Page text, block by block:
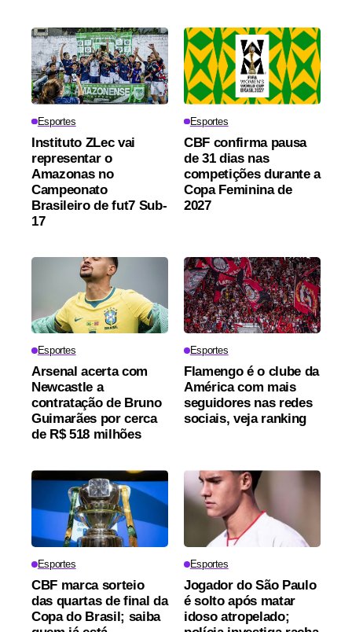
Esportes
Instituto ZLec vai
representar o
Amazonas no
Campeonato
Brasileiro de fut7 Sub-
17
Esportes
CBF confirma pausa
de 31 dias nas
competições durante a
Copa Feminina de
2027
Esportes
Arsenal acerta com
Newcastle a
contratação de Bruno
Guimarães por cerca
de R$ 518 milhões
Esportes
Flamengo é o clube da
América com mais
seguidores nas redes
sociais, veja ranking
Esportes
CBF marca sorteio
das quartas de final da
Copa do Brasil; saiba
Esportes
Jogador do São Paulo
é solto após matar
idoso atropelado;